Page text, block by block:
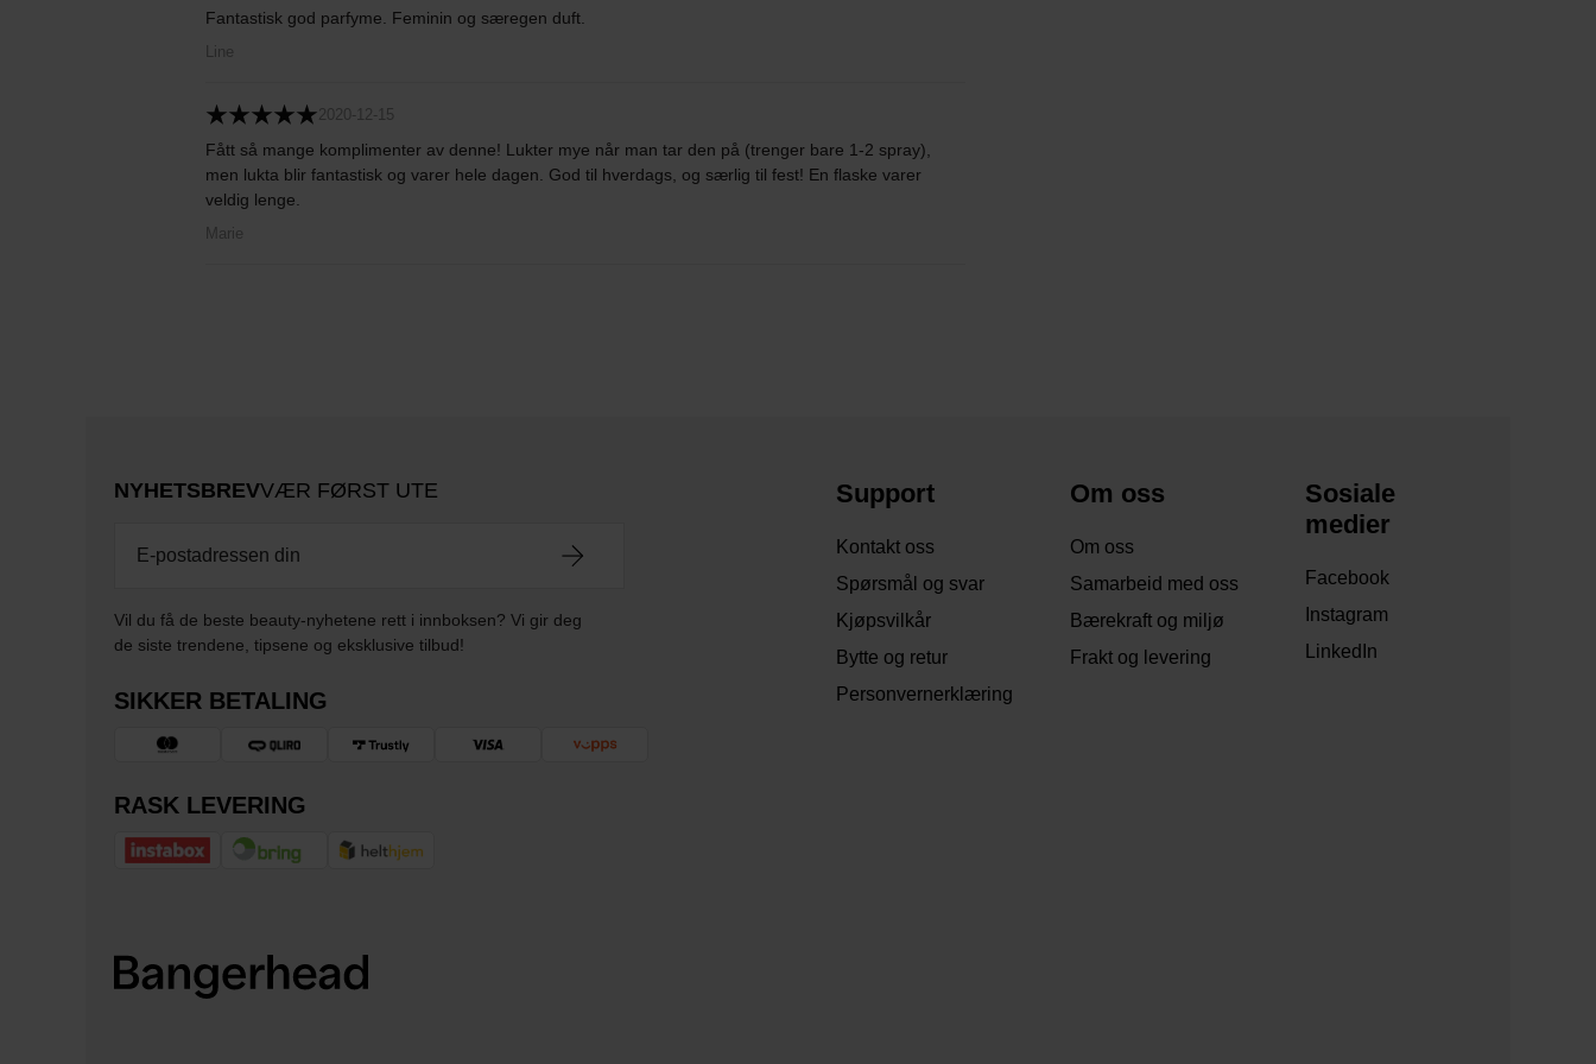
Fantastisk god parfyme. Feminin og særegen duft.
Line
2020-12-15
Fått så mange komplimenter av denne! Lukter mye når man tar den på (trenger bare 1-2 spray),
men lukta blir fantastisk og varer hele dagen. God til hverdags, og særlig til fest! En flaske varer
veldig lenge.
Marie
NYHETSBREVVÆR FØRST UTE
Vil du få de beste beauty-nyhetene rett i innboksen? Vi gir deg
de siste trendene, tipsene og eksklusive tilbud!
SIKKER BETALING
RASK LEVERING
Support
Kontakt oss
Spørsmål og svar
Kjøpsvilkår
Bytte og retur
Personvernerklæring
Om oss
Om oss
Samarbeid med oss
Bærekraft og miljø
Frakt og levering
Sosiale
medier
Facebook
Instagram
LinkedIn